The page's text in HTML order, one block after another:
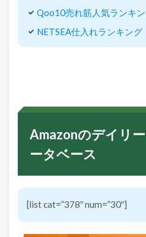
Qoo10売れ筋人気ランキ
NETSEA仕入れランキング
Amazonのデイリ
ータベース
[list cat=”378″ num=”30″]